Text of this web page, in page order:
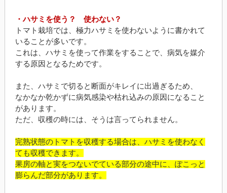
・ハサミを使う？ 使わない？
トマト栽培では、極力ハサミを使わないように書かれて
いることが多いです。
これは、ハサミを使って作業をすることで、病気を媒介
する原因となるためです。
また、ハサミで切ると断面がキレイに出過ぎるため、
なかなか乾かずに病気感染や枯れ込みの原因になること
があります。
ただ、収穫の時には、そうは言ってられません。
完熟状態のトマトを収穫する場合は、ハサミを使わなく
ても収穫できます。
果房の軸と実をつないでている部分の途中に、ぽこっと
膨らんだ部分があります。